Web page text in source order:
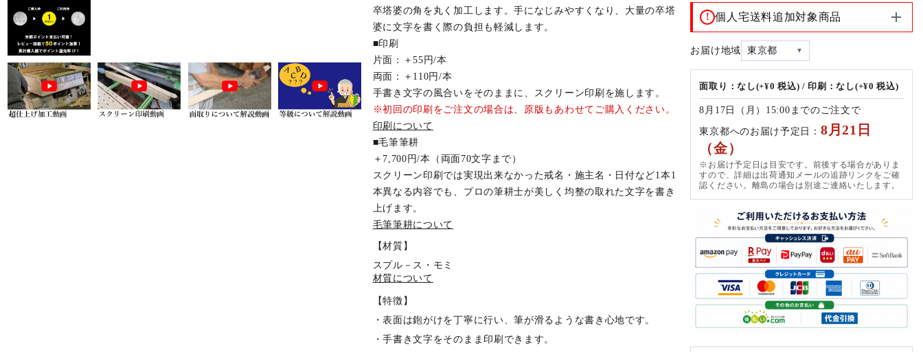
ご購入履歴・再注文
プライバシーポリシー
特定商取引法について
卒塔婆の角を丸く加工します。手になじみやすくなり、大量の卒塔
婆に文字を書く際の負担も軽減します。
■印刷
片面：＋55円/本
両面：＋110円/本
手書き文字の風合いをそのままに、スクリーン印刷を施します。
※初回の印刷をご注文の場合は、原版もあわせてご購入ください。
印刷について
■毛筆筆耕
＋7,700円/本（両面70文字まで）
スクリーン印刷では実現出来なかった戒名・施主名・日付など1本1
本異なる内容でも、プロの筆耕士が美しく均整の取れた文字を書き
上げます。
毛筆筆耕について
【材質】
スプル－ス・モミ
材質について
【特徴】
・表面は鉋がけを丁寧に行い、筆が滑るような書き心地です。
・手書き文字をそのまま印刷できます。
! 個人宅送料追加対象商品
お届け地域 東京都
面取り：なし(+¥0 税込) / 印刷：なし(+¥0 税込)
8月17日（月）15:00までのご注文で
東京都へのお届け予定日： 8月21日
（金）
※お届け予定日は目安です。前後する場合がありま
すので、詳細は出荷通知メールの追跡リンクをご確
認ください。離島の場合は別途ご連絡いたします。